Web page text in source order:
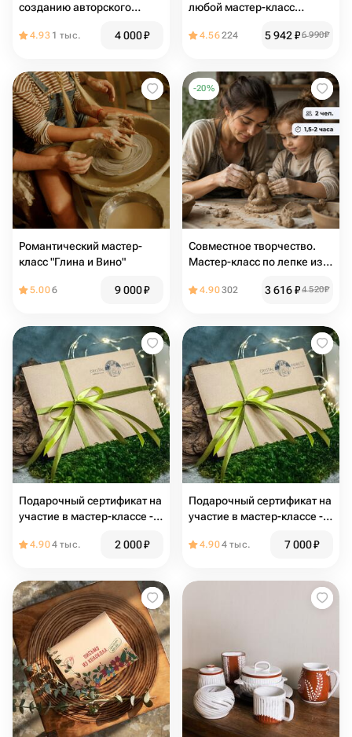
созданию авторского
4.93 1 тыс. 4 000₽
любой мастер-класс
4.56224 5 942₽6 990₽
Романтический мастер-
класс "Глина и Вино"
5.006 9 000₽
-20%
Совместное творчество.
Мастер-класс по лепке из
ребёнка
4.90302 3 616₽4 520₽
Подарочный сертификат на
участие в мастер-классе -
4.904 тыс. 2 000₽
Подарочный сертификат на
участие в мастер-классе -
4.904 тыс. 7 000₽